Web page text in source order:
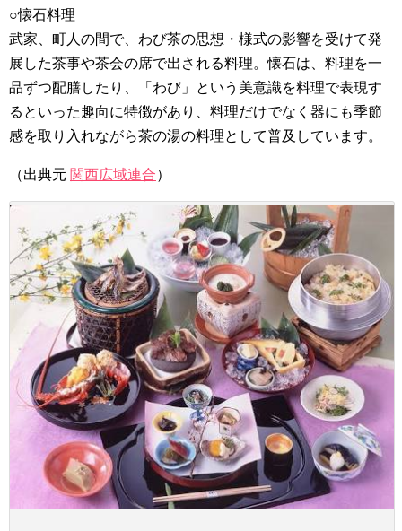
○懐石料理
武家、町人の間で、わび茶の思想・様式の影響を受けて発
展した茶事や茶会の席で出される料理。懐石は、料理を一
品ずつ配膳したり、「わび」という美意識を料理で表現す
るといった趣向に特徴があり、料理だけでなく器にも季節
感を取り入れながら茶の湯の料理として普及しています。
（出典元 関西広域連合）